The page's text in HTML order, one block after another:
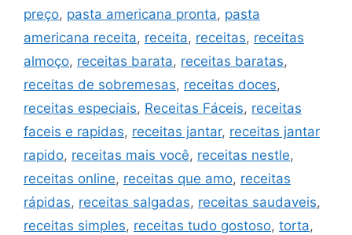
preço, pasta americana pronta, pasta
americana receita, receita, receitas, receitas
almoço, receitas barata, receitas baratas,
receitas de sobremesas, receitas doces,
receitas especiais, Receitas Fáceis, receitas
faceis e rapidas, receitas jantar, receitas jantar
rapido, receitas mais você, receitas nestle,
receitas online, receitas que amo, receitas
rápidas, receitas salgadas, receitas saudaveis,
receitas simples, receitas tudo gostoso, torta,